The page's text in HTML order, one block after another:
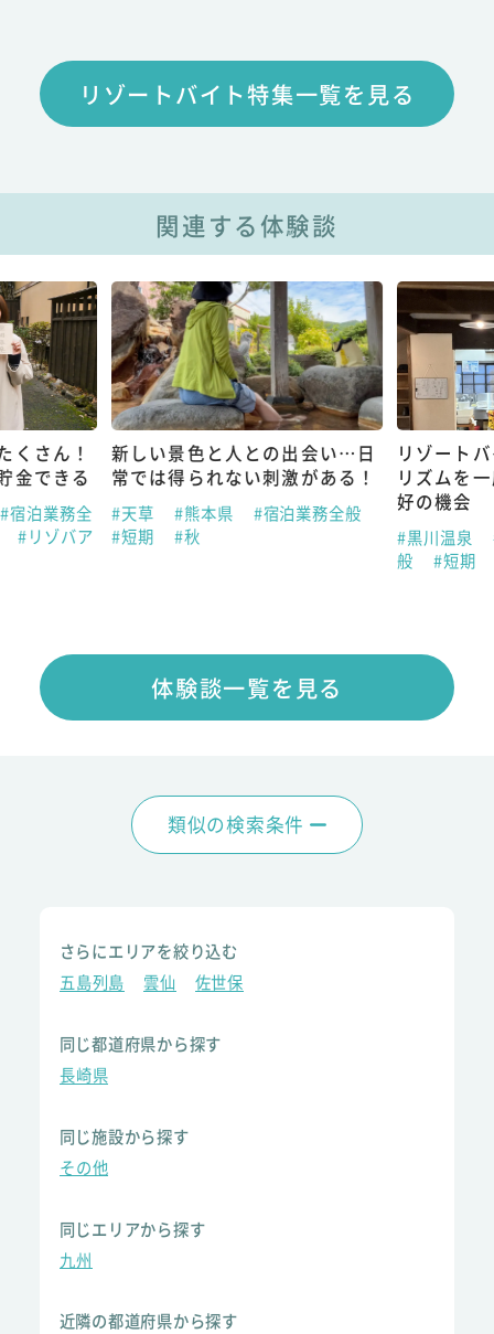
リゾートバイト特集一覧を見る
関連する体験談
くさん！
金できる
#宿泊業務全
#リゾバア
新しい景色と人との出会い…日
常では得られない刺激がある！
#天草 #熊本県
#宿泊業務全般
#短期
#秋
リゾート
リズムを
好の機会
#黒川温泉
般
#短期
体験談一覧を見る
類似の検索条件
さらにエリアを絞り込む
五島列島
雲仙 佐世保
同じ都道府県から探す
長崎県
同じ施設から探す
その他
同じエリアから探す
九州
近隣の都道府県から探す